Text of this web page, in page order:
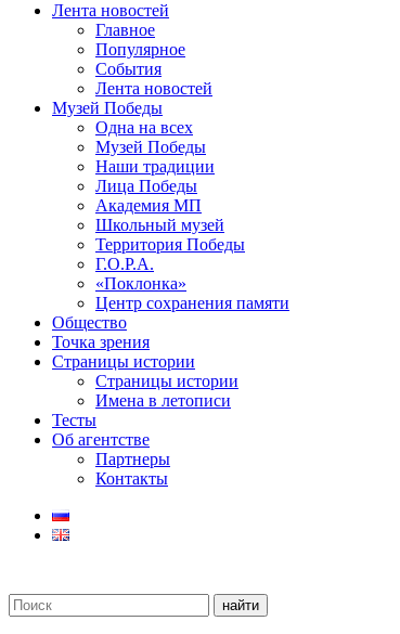
Лента новостей
Главное
Популярное
События
Лента новостей
Музей Победы
Одна на всех
Музей Победы
Наши традиции
Лица Победы
Академия МП
Школьный музей
Территория Победы
Г.О.Р.А.
«Поклонка»
Центр сохранения памяти
Общество
Точка зрения
Страницы истории
Страницы истории
Имена в летописи
Тесты
Об агентстве
Партнеры
Контакты